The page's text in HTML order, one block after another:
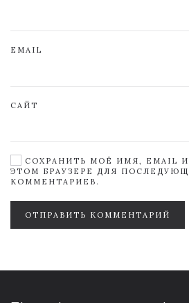
EMAIL
САЙТ
СОХРАНИТЬ МОЁ ИМЯ, EMAIL
ЭТОМ БРАУЗЕРЕ ДЛЯ
КОММЕНТАРИЕВ.
ОТПРАВИТЬ КОММЕНТАРИЙ